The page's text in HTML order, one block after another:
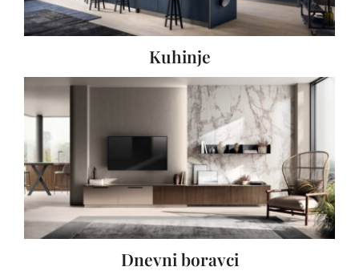
Kuhinje
Dnevni boravci